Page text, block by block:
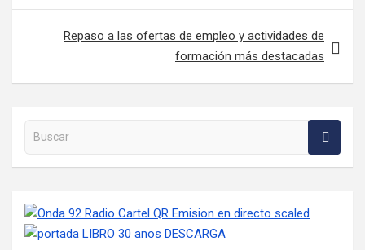
Repaso a las ofertas de empleo y actividades de
formación más destacadas
Buscar en la web